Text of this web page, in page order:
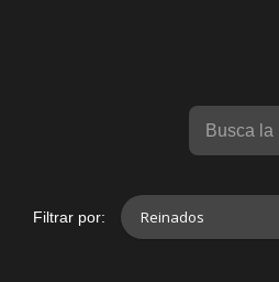
Filtrar por: